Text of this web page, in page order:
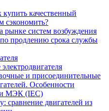
качественный
сэкономить?
систем возбуждения
продлению срока службы
и присоединительные
Особенности
и МЭК (IEC)
сравнение двигателей из